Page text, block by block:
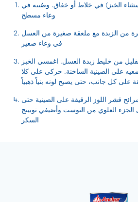
الخبز) في خلاط أو خفاق. وصُبيه في
وعاء مسطح
ملعقة كبيرة من الزبدة مع ملعقة صغيرة من العسل
في وعاء صغير
من خليط زبدة العسل. اغمسي الخبز
على الصينية الساخنة. حركي على كلا
قشر اللوز الرقيقة على الصينية حتى
العلوي من التوست وأضيفي توبينج
السكر